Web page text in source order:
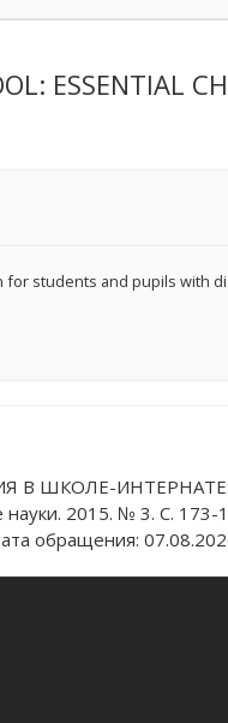
ESSENTIAL
students and pupils with
В ШКОЛЕ-
2015. № 3. С. 173-
обращения: